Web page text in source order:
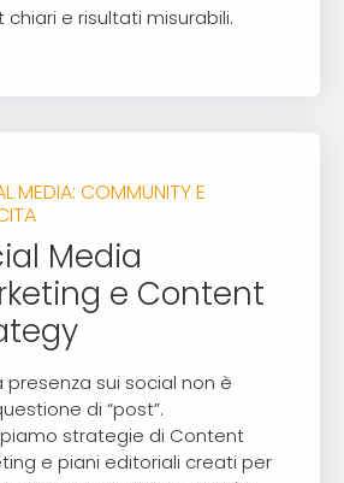
chiari e risultati misurabili.
MEDIA: COMMUNITY E
Media
e Content
presenza sui social non è
di “post”.
strategie di Content
e piani editoriali creati per